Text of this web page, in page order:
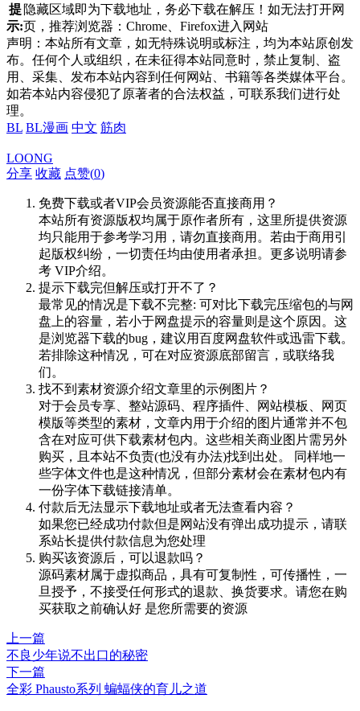
提
示:
隐藏区域即为下载地址，务必下载在解压！如无法打开网
页，推荐浏览器：Chrome、Firefox进入网站
声明：本站所有文章，如无特殊说明或标注，均为本站原创发
布。任何个人或组织，在未征得本站同意时，禁止复制、盗
用、采集、发布本站内容到任何网站、书籍等各类媒体平台。
如若本站内容侵犯了原著者的合法权益，可联系我们进行处
理。
BL BL漫画 中文 筋肉
LOONG
分享 收藏 点赞(0)
免费下载或者VIP会员资源能否直接商用？
本站所有资源版权均属于原作者所有，这里所提供资源
均只能用于参考学习用，请勿直接商用。若由于商用引
起版权纠纷，一切责任均由使用者承担。更多说明请参
考 VIP介绍。
提示下载完但解压或打开不了？
最常见的情况是下载不完整: 可对比下载完压缩包的与网
盘上的容量，若小于网盘提示的容量则是这个原因。这
是浏览器下载的bug，建议用百度网盘软件或迅雷下载。
若排除这种情况，可在对应资源底部留言，或联络我
们。
找不到素材资源介绍文章里的示例图片？
对于会员专享、整站源码、程序插件、网站模板、网页
模版等类型的素材，文章内用于介绍的图片通常并不包
含在对应可供下载素材包内。这些相关商业图片需另外
购买，且本站不负责(也没有办法)找到出处。 同样地一
些字体文件也是这种情况，但部分素材会在素材包内有
一份字体下载链接清单。
付款后无法显示下载地址或者无法查看内容？
如果您已经成功付款但是网站没有弹出成功提示，请联
系站长提供付款信息为您处理
购买该资源后，可以退款吗？
源码素材属于虚拟商品，具有可复制性，可传播性，一
旦授予，不接受任何形式的退款、换货要求。请您在购
买获取之前确认好 是您所需要的资源
上一篇
不良少年说不出口的秘密
下一篇
全彩 Phausto系列 蝙蝠侠的育儿之道